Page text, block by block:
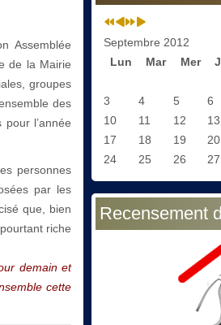
Assemblée
de la Mairie
groupes
des
l’année
personnes
par les
que, bien
riche
demain et
cette
Septembre 2012
Lun
Mar Mer
3
4 5 6
10
11 12 13
17
18 19 20
24
25 26 27
Recensement